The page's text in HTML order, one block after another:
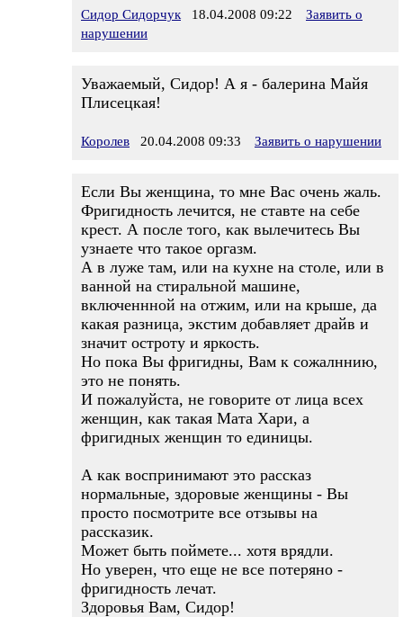
Сидор Сидорчук 18.04.2008 09:22
Заявить о
нарушении
Уважаемый, Сидор! А я - балерина Майя
Плисецкая!
Королев 20.04.2008 09:33 Заявить о нарушении
Если Вы женщина, то мне Вас очень жаль.
Фригидность лечится, не ставте на себе
крест. А после того, как вылечитесь Вы
узнаете что такое оргазм.
А в луже там, или на кухне на столе, или в
ванной на стиральной машине,
включеннной на отжим, или на крыше, да
какая разница, экстим добавляет драйв и
значит остроту и яркость.
Но пока Вы фригидны, Вам к сожалннию,
это не понять.
И пожалуйста, не говорите от лица всех
женщин, как такая Мата Хари, а
фригидных женщин то единицы.
А как воспринимают это рассказ
нормальные, здоровые женщины - Вы
просто посмотрите все отзывы на
рассказик.
Может быть поймете... хотя врядли.
Но уверен, что еще не все потеряно -
фригидность лечат.
Здоровья Вам, Сидор!